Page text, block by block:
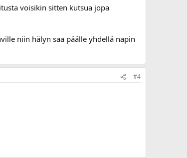
voisikin sitten kutsua jopa
niin hälyn saa päälle yhdellä napin
#4